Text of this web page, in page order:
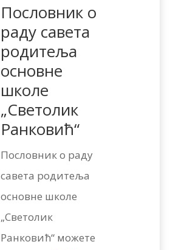
Пословник о
раду савета
родитеља
основне
школе
„Светолик
Ранковић“
Пословник о раду
савета родитеља
основне школе
„Светолик
Ранковић“ можете